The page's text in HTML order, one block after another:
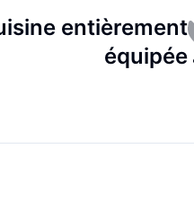
entièrement
équipée